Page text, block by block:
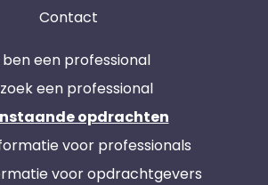
Contact
ben een professional
een professional
opdrachten
voor professionals
voor opdrachtgevers